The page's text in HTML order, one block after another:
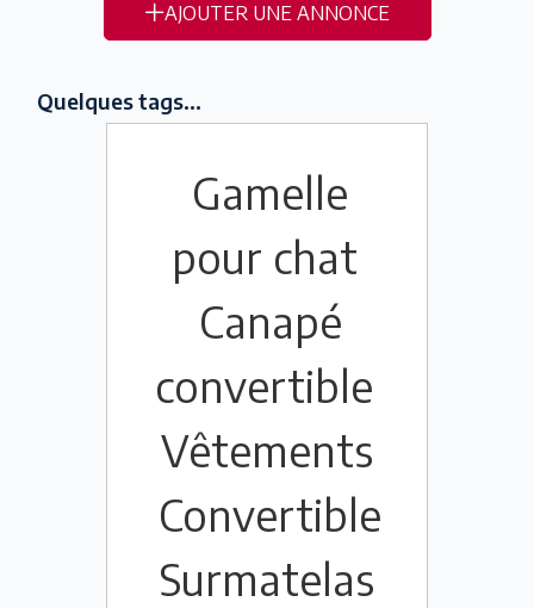
AJOUTER UNE ANNONCE
Quelques tags...
Gamelle
pour chat
Canapé
convertible
Vêtements
Convertible
Surmatelas